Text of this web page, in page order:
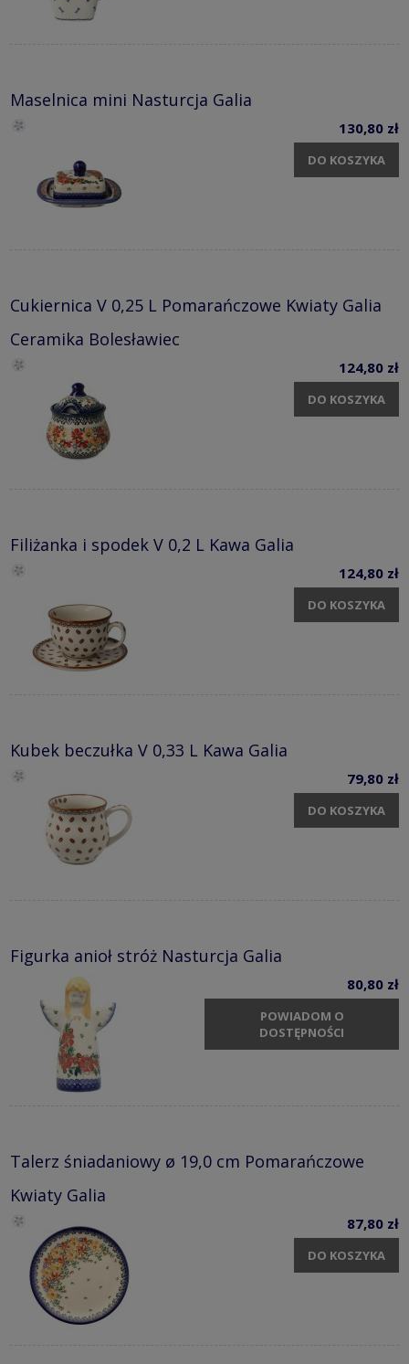
Maselnica mini Nasturcja Galia
130,80 zł
DO KOSZYKA
Cukiernica V 0,25 L Pomarańczowe Kwiaty Galia
Ceramika Bolesławiec
124,80 zł
DO KOSZYKA
Filiżanka i spodek V 0,2 L Kawa Galia
124,80 zł
DO KOSZYKA
Kubek beczułka V 0,33 L Kawa Galia
79,80 zł
DO KOSZYKA
Figurka anioł stróż Nasturcja Galia
80,80 zł
POWIADOM O
DOSTĘPNOŚCI
Talerz śniadaniowy ø 19,0 cm Pomarańczowe
Kwiaty Galia
87,80 zł
DO KOSZYKA